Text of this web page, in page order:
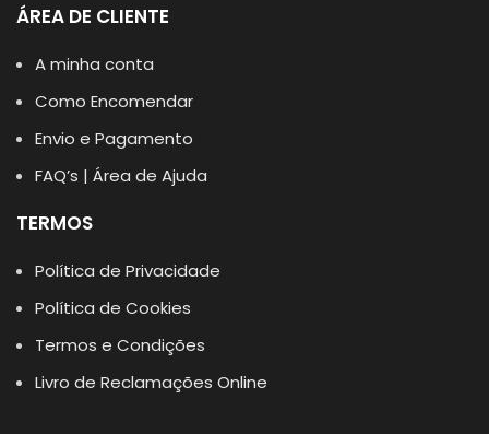
ÁREA DE CLIENTE
A minha conta
Como Encomendar
Envio e Pagamento
FAQ’s | Área de Ajuda
TERMOS
Política de Privacidade
Política de Cookies
Termos e Condições
Livro de Reclamações Online